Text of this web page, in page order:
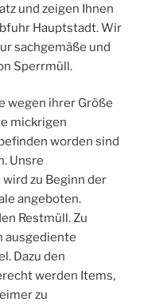
und zeigen Ihnen
Hauptstadt. Wir
sachgemäße und
Sperrmüll.
wegen ihrer Größe
mickrigen
worden sind
Unsre
zu Beginn der
angeboten.
Restmüll. Zu
ausgediente
Dazu den
werden Items,
zu